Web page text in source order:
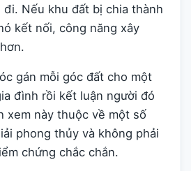
Nếu khu đất bị chia thành
kết nối, công năng xây
gán mỗi góc đất cho một
đình rồi kết luận người đó
xem này thuộc về một số
phong thủy và không phải
chứng chắc chắn.